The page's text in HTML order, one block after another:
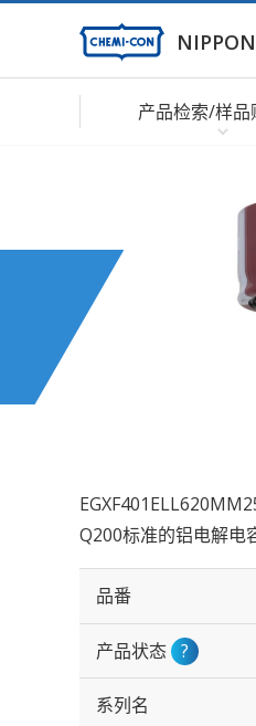
产品检索/样品
Q200标准的铝电解电
品番
产品状态 ?
系列名